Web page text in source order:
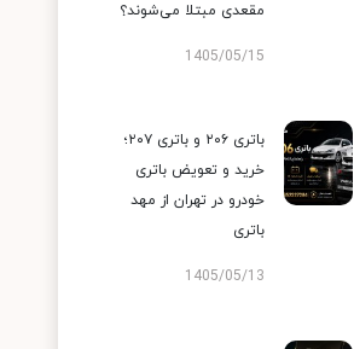
مقعدی مبتلا می‌شوند؟
1405/05/15
باتری ۲۰۶ و باتری ۲۰۷؛
خرید و تعویض باتری
خودرو در تهران از مهد
باتری
1405/05/13